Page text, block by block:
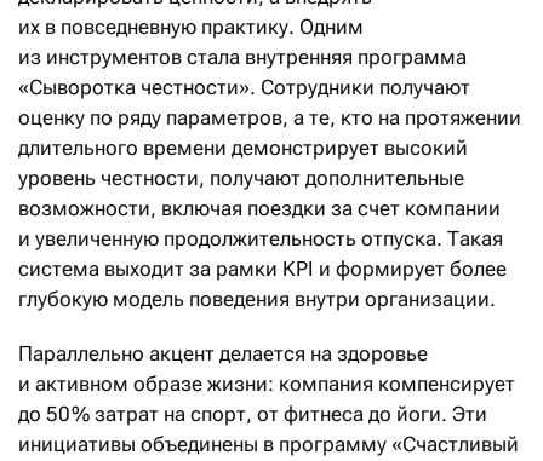
их в повседневную практику. Одним
из инструментов стала внут­ренняя программа
«Сыворотка честности». Сотрудники получают
оценку по ряду параметров, а те, кто на протяжении
длительного времени демонстрирует высокий
уровень честности, получают дополнительные
возможности, включая поездки за счет компании
и увеличенную продолжительность отпуска. Такая
система выходит за рамки KPI и формирует более
глубокую модель поведения внутри организации.
Параллельно акцент делается на здоровье
и активном образе жизни: компания компенсирует
до 50 % затрат на спорт, от фитнеса до йоги. Эти
инициативы объединены в программу «Счастливый